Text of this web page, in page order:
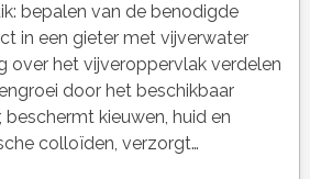
bepalen van de benodigde
in een gieter met vijverwater
over het vijveroppervlak verdelen
door het beschikbaar
beschermt kieuwen, huid en
colloïden, verzorgt…